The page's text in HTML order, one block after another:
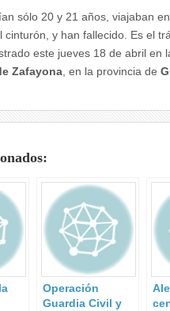
sólo 20 y 21 años, viajaban
cinturón, y han fallecido. Es el
este jueves 18 de abril en
Zafayona, en la provincia de
Operación
Guardia Civil y